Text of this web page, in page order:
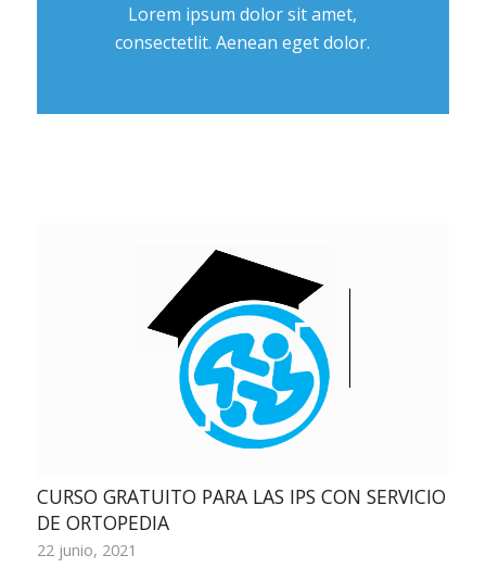
Lorem ipsum dolor sit amet,
consectetlit. Aenean eget dolor.
CURSO GRATUITO PARA LAS IPS CON SERVICIO
DE ORTOPEDIA
22 junio, 2021